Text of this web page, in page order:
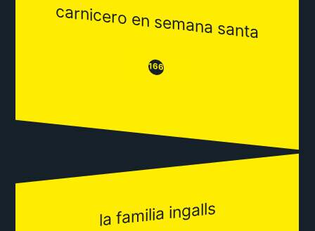
carnicero en semana santa
😒166😂
la familia ingalls